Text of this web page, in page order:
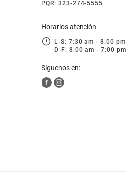
PQR: 323-274-5555
Horarios atención
L-S: 7:30 am - 8:00 pm
D-F: 8:00 am - 7:00 pm
Síguenos en: